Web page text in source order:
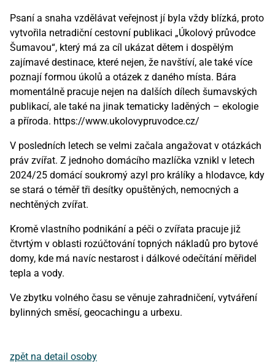
Psaní a snaha vzdělávat veřejnost jí byla vždy blízká, proto
vytvořila netradiční cestovní publikaci „Úkolový průvodce
Šumavou“, který má za cíl ukázat dětem i dospělým
zajímavé destinace, které nejen, že navštíví, ale také více
poznají formou úkolů a otázek z daného místa. Bára
momentálně pracuje nejen na dalších dílech šumavských
publikací, ale také na jinak tematicky laděných – ekologie
a příroda. https://www.ukolovypruvodce.cz/
V posledních letech se velmi začala angažovat v otázkách
práv zvířat. Z jednoho domácího mazlíčka vznikl v letech
2024/25 domácí soukromý azyl pro králíky a hlodavce, kdy
se stará o téměř tři desítky opuštěných, nemocných a
nechtěných zvířat.
Kromě vlastního podnikání a péči o zvířata pracuje již
čtvrtým v oblasti rozúčtování topných nákladů pro bytové
domy, kde má navíc nestarost i dálkové odečítání měřidel
tepla a vody.
Ve zbytku volného času se věnuje zahradničení, vytváření
bylinných směsí, geocachingu a urbexu.
zpět na detail osoby